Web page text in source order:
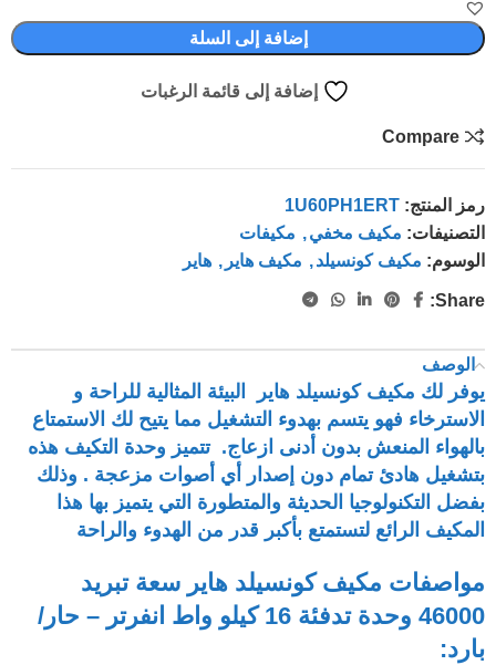
إضافة إلى السلة
إضافة إلى قائمة الرغبات
Compare
رمز المنتج: 1U60PH1ERT
التصنيفات: مكيف مخفي, مكيفات
الوسوم: مكيف كونسيلد, مكيف هاير , هاير
Share:
الوصف
يوفر لك مكيف كونسيلد هاير البيئة المثالية للراحة و
الاسترخاء فهو يتسم بهدوء التشغيل مما يتيح لك الاستمتاع
بالهواء المنعش بدون أدنى ازعاج. تتميز وحدة التكيف هذه
بتشغيل هادئ تمام دون إصدار أي أصوات مزعجة . وذلك
بفضل التكنولوجيا الحديثة والمتطورة التي يتميز بها هذا
المكيف الرائع لتستمتع بأكبر قدر من الهدوء والراحة
مواصفات مكيف كونسيلد هاير سعة تبريد
46000 وحدة تدفئة 16 كيلو واط انفرتر – حار/
بارد: